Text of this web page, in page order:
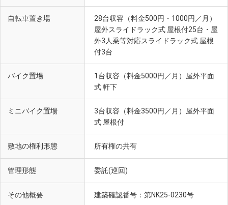
紀伊國屋書店 天王寺ミオ店(徒歩14分・約1110m)
自転車置き場
28台収容（料金500円・1000円／月）
屋外スライドラック式 屋根付25台・屋
外3人乗等対応スライドラック式 屋根
付3台
バイク置場
1台収容（料金5000円／月）屋外平面
式 軒下
ミニバイク置場
3台収容（料金3500円／月）屋外平面
式 屋根付
敷地の権利形態 所有権の共有
管理形態 委託(巡回)
その他概要 建築確認番号：第NK25-0230号